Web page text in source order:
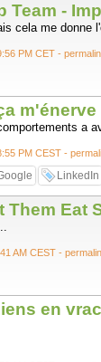
Team -
cela me donne
PM CET -
a
PM CEST -
LinkedIn
Them Eat
AM CEST -
en